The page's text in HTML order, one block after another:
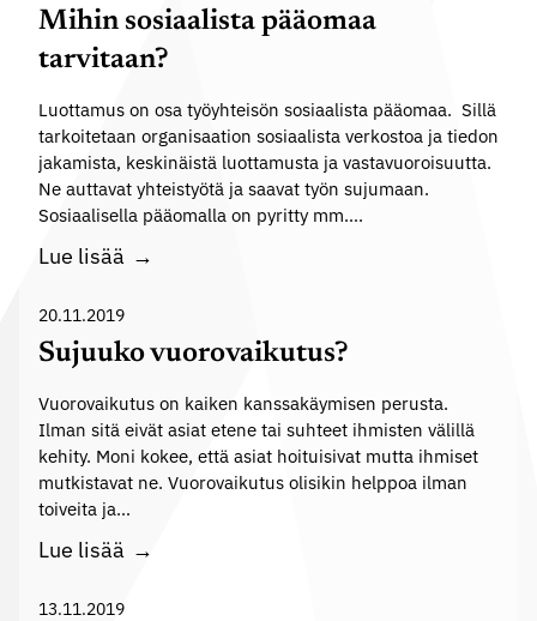
n
t
u
s
,
t
u
r
a
k
?
t
i
d
e
n
m
t
s
Mihin sosiaalista pääomaa
tarvitaan?
Luottamus on osa työyhteisön sosiaalista pääomaa. Sillä
tarkoitetaan organisaation sosiaalista verkostoa ja tiedon
jakamista, keskinäistä luottamusta ja vastavuoroisuutta.
Ne auttavat yhteistyötä ja saavat työn sujumaan.
Sosiaalisella pääomalla on pyritty mm….
Lue lisää M
h
i
s
o
s
Sujuuko vuorovaikutus?
20.11.2019
Vuorovaikutus on kaiken kanssakäymisen perusta.
Ilman sitä eivät asiat etene tai suhteet ihmisten välillä
kehity. Moni kokee, että asiat hoituisivat mutta ihmiset
mutkistavat ne. Vuorovaikutus olisikin helppoa ilman
toiveita ja…
Lue lisää
j
13.11.2019